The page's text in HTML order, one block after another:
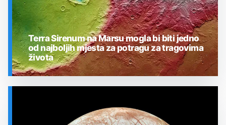
Terra Sirenum na Marsu mogla bi biti jedno
od najboljih mjesta za potragu za tragovima
života